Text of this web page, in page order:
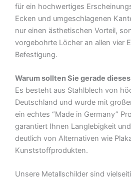
für ein hochwertiges
Ecken und umgeschlagenen
nur einen ästhetischen Vorteil,
vorgebohrte Löcher an allen vier
Befestigung.
Warum sollten Sie gerade
Es besteht aus Stahlblech von
Deutschland und wurde mit
ein echtes “Made in Germany”
garantiert Ihnen Langlebigkeit
deutlich von Alternativen wie
Kunststoffprodukten.
Unsere Metallschilder sind